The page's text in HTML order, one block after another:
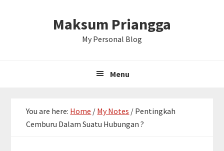
Maksum Priangga
My Personal Blog
Menu
You are here: Home / My Notes / Pentingkah
Cemburu Dalam Suatu Hubungan ?